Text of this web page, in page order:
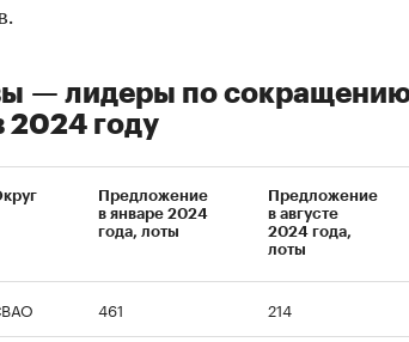
— лидеры по
2024 году
Предложение
в январе 2024
года, лоты
Предложение
в августе
2024 года,
лоты
461 214